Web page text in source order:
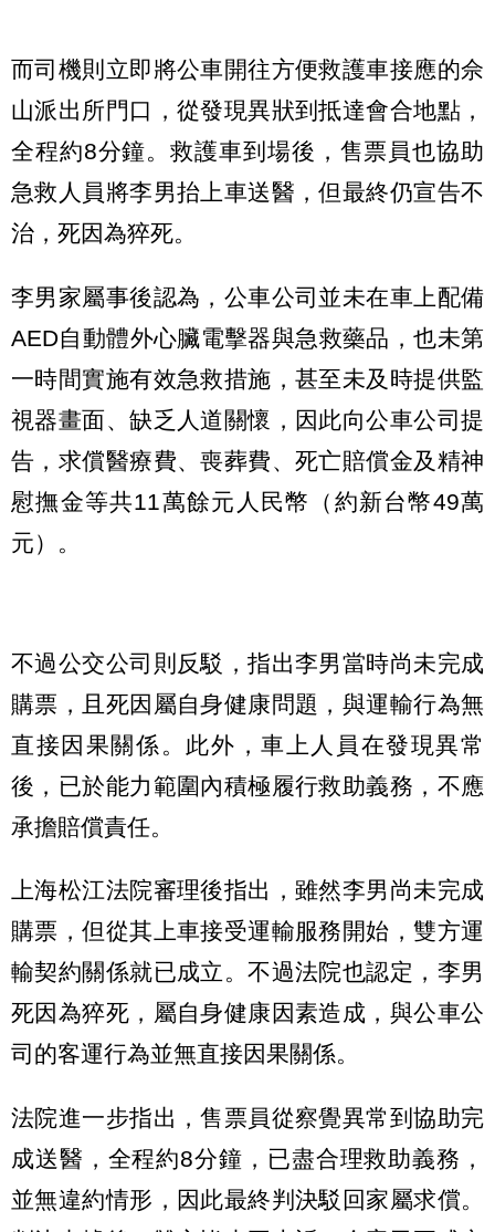
而司機則立即將公車開往方便救護車接應的佘
山派出所門口，從發現異狀到抵達會合地點，
全程約8分鐘。救護車到場後，售票員也協助
急救人員將李男抬上車送醫，但最終仍宣告不
治，死因為猝死。
李男家屬事後認為，公車公司並未在車上配備
AED自動體外心臟電擊器與急救藥品，也未第
一時間實施有效急救措施，甚至未及時提供監
視器畫面、缺乏人道關懷，因此向公車公司提
告，求償醫療費、喪葬費、死亡賠償金及精神
慰撫金等共11萬餘元人民幣（約新台幣49萬
元）。
不過公交公司則反駁，指出李男當時尚未完成
購票，且死因屬自身健康問題，與運輸行為無
直接因果關係。此外，車上人員在發現異常
後，已於能力範圍內積極履行救助義務，不應
承擔賠償責任。
上海松江法院審理後指出，雖然李男尚未完成
購票，但從其上車接受運輸服務開始，雙方運
輸契約關係就已成立。不過法院也認定，李男
死因為猝死，屬自身健康因素造成，與公車公
司的客運行為並無直接因果關係。
法院進一步指出，售票員從察覺異常到協助完
成送醫，全程約8分鐘，已盡合理救助義務，
並無違約情形，因此最終判決駁回家屬求償。